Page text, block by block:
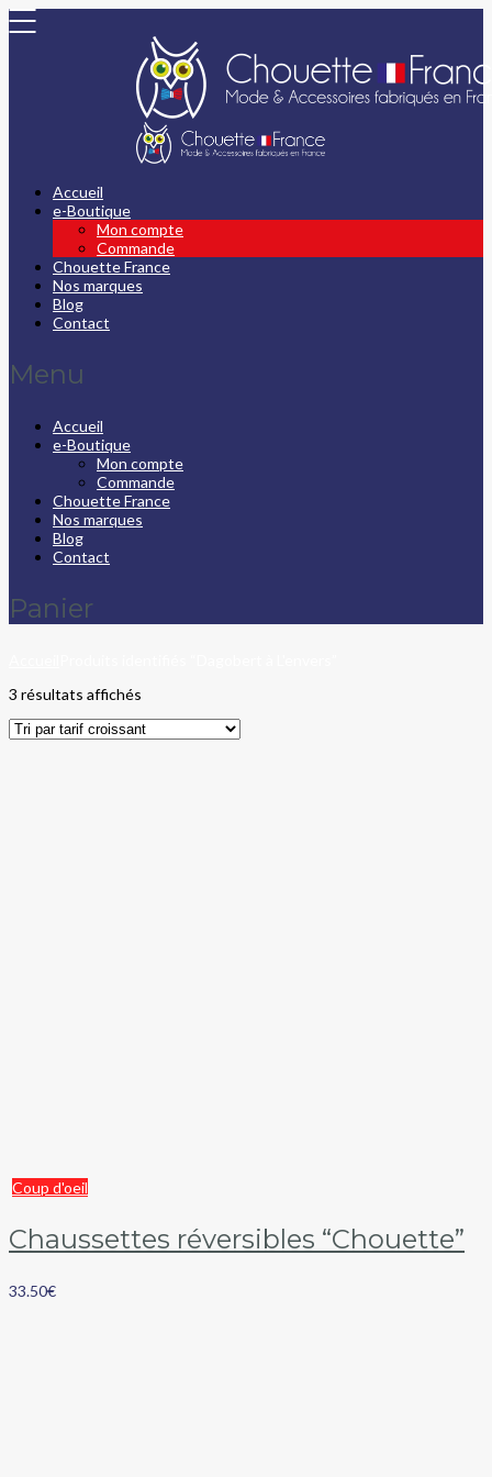
Accueil
e-Boutique
Mon compte
Commande
Chouette France
Nos marques
Blog
Contact
Menu
Accueil
e-Boutique
Mon compte
Commande
Chouette France
Nos marques
Blog
Contact
Panier
3 résultats affichés
Coup d'oeil
Chaussettes réversibles “Chouette”
33.50€